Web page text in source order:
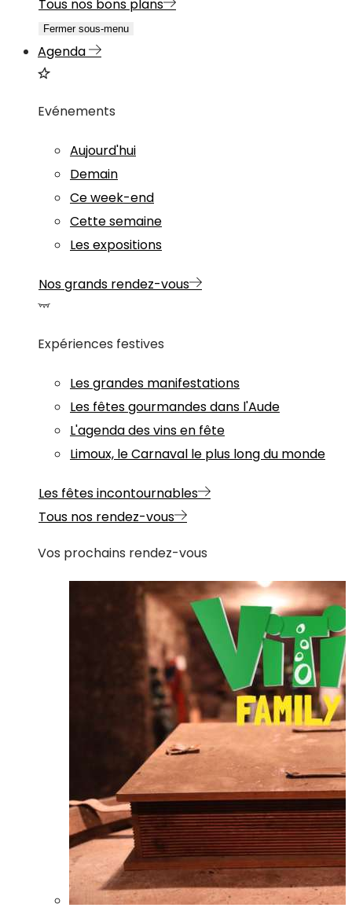
Tous nos bons plans
Fermer sous-menu
Agenda
Evénements
Aujourd'hui
Demain
Ce week-end
Cette semaine
Les expositions
Nos grands rendez-vous
Expériences festives
Les grandes manifestations
Les fêtes gourmandes dans l'Aude
L'agenda des vins en fête
Limoux, le Carnaval le plus long du monde
Les fêtes incontournables
Tous nos rendez-vous
Vos prochains rendez-vous